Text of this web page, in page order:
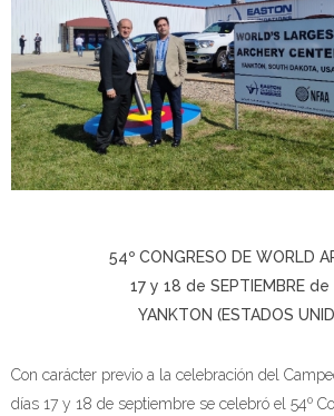
54º CONGRESO DE WORLD
17 y 18 de SEPTIEMBRE de
YANKTON (ESTADOS
Con carácter previo a la celebración del
días 17 y 18 de septiembre se celebró el 54º